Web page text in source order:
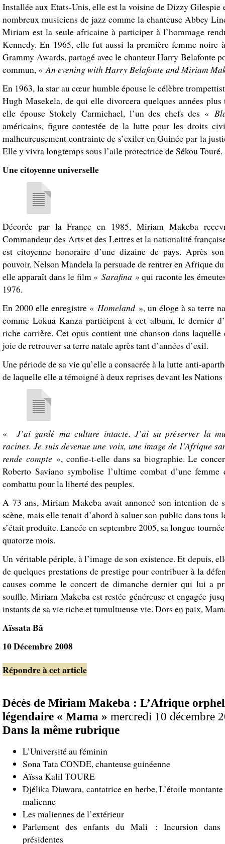
Installée aux Etats-Unis, elle est la voisine de Dizzy Gilespie
nombreux musiciens de jazz comme la chanteuse Abbey
Miriam est la seule africaine à participer à l’hommage
Kennedy. En 1965, elle fut aussi la première femme noire
Grammy Awards, partagé avec le chanteur Harry Belafonte
commun, «An evening with Harry Belafonte and Miriam
En 1963, la star au cœur humble épouse le célèbre
Hugh Masekela, de qui elle divorcera quelques années
elle épouse Stokely Carmichael, l’un des chefs des «
américains, figure contestée de la lutte pour les droits
malheureusement contrainte de s’exiler en Guinée par la
Elle y vivra longtemps sous l’aile protectrice de Sékou Touré.
Une citoyenne universelle
Décorée par la France en 1985, Miriam Makeba
Commandeur des Arts et des Lettres et la nationalité
est citoyenne honoraire d’une dizaine de pays. Après
pouvoir, Nelson Mandela la persuade de rentrer en Afrique
elle apparaît dans le film « Sarafina » qui raconte les
1976.
En 2000 elle enregistre « Homeland», un éloge à sa terre
comme Lokua Kanza participent à cet album, le dernier
riche carrière. Cet opus contient une chanson dans laquelle
joie de retrouver sa terre natale après tant d’années d’exil.
Une période de sa vie qu’elle a consacrée à la lutte anti-
de laquelle elle a témoigné à deux reprises devant les Nations
«
J’ai gardé ma culture intacte. J’ai su préserver la
racines. Je suis devenue une voix, une image de l’Afrique
rende compte», confie-t-elle dans sa biographie. Le
Roberto Saviano symbolise l’ultime combat d’une
combattu pour la liberté des peuples.
A 73 ans, Miriam Makeba avait annoncé son intention de
scène, mais elle tenait d’abord à saluer son public dans tous
s’était produite. Lancée en septembre 2005, sa longue
quatorze mois.
Un véritable périple, à l’image de son existence. Et depuis,
de quelques prestations de prestige pour contribuer à la
causes comme le concert de dimanche dernier qui lui a
souffle. Miriam Makeba est restée généreuse et engagée
instants de sa vie riche et tumultueuse vie. Dors en paix,
Aïssata Bâ
10 Décembre 2008
Répondre à cet article
Décès de Miriam Makeba : L’Afrique
légendaire « Mama » mercredi 10 décembre
Dans la même rubrique
L’Université au féminin
Sona Tata CONDE, chanteuse guinéenne
Aïssa Kalil TOURE
Djélika Diawara, cantatrice en herbe, L’étoile
malienne
Les maliennes de l’extérieur
Parlement des enfants du Mali : Incursion dans
présidentes